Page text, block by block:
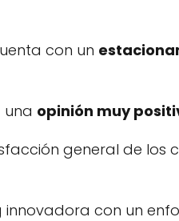
con un
una opinión muy
general de los
innovadora con un